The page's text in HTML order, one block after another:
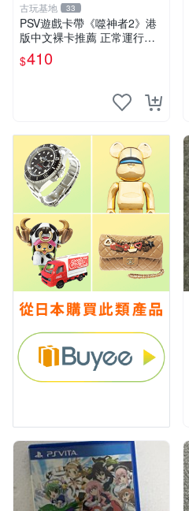
古玩基地 33
PSV遊戲卡帶《噬神者2》港
版中文裸卡推薦 正常運行適
用PSV機嚴選商品 可收藏 港
版 PSV 卡帶 噴射型 獎杯機
$410